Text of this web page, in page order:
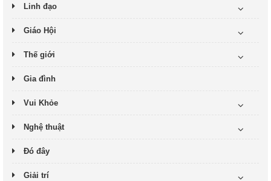
Linh đạo
Giáo Hội
Thế giới
Gia đình
Vui Khỏe
Nghệ thuật
Đó đây
Giải trí